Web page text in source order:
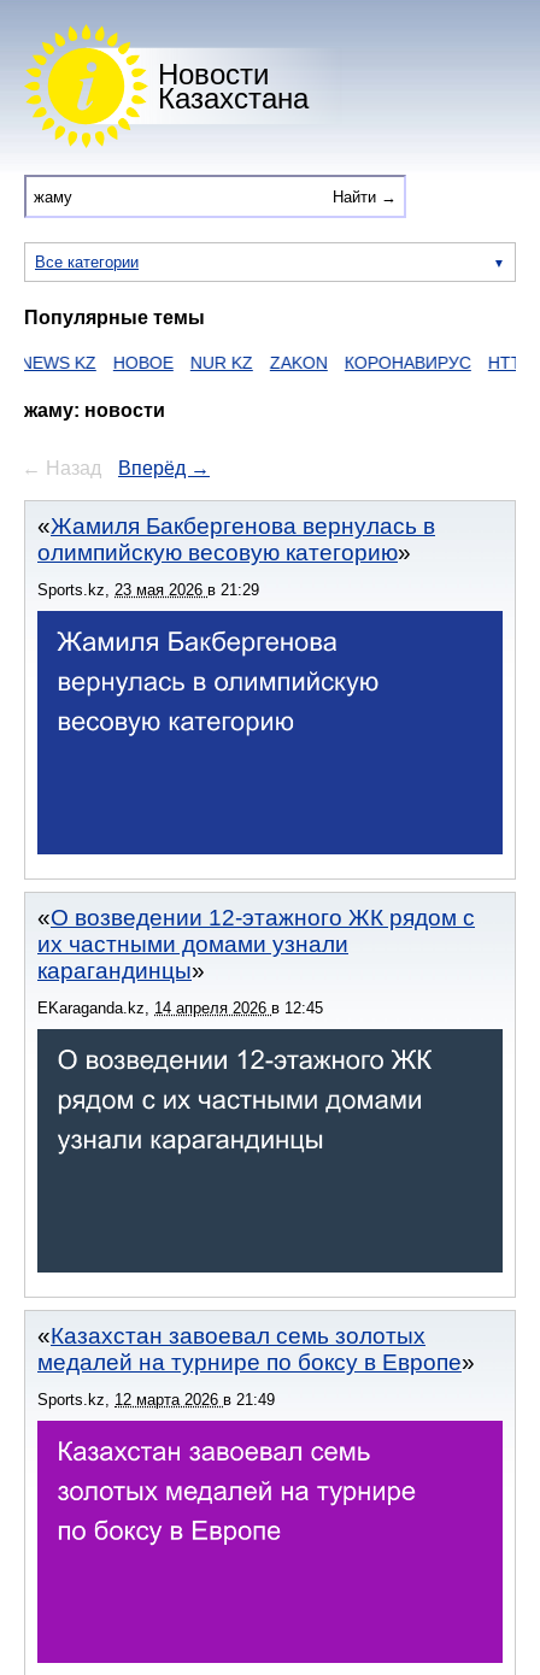
Новости
Казахстана
Все категории
Популярные темы
НОВОЕ NUR KZ ZAKON КОРОНАВИРУС HTTPS ЕГОВ
жаму: новости
← Назад Вперёд →
Жамиля Бакбергенова вернулась в
олимпийскую весовую категорию
Sports.kz, 23 мая 2026 в 21:29
О возведении 12-этажного ЖК рядом с
их частными домами узнали
карагандинцы
EKaraganda.kz 14 апреля 2026 в 12:45
Казахстан завоевал семь золотых
медалей на турнире по боксу в Европе
Sports.kz 12 марта 2026 в 21:49